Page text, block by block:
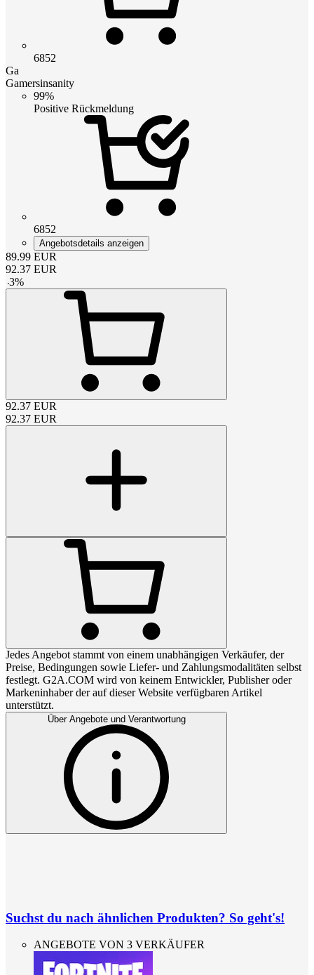
6852
Ga
Gamersinsanity
99%
Positive Rückmeldung
6852
Angebotsdetails anzeigen
89.99 EUR
92.37 EUR
-3%
92.37 EUR
92.37 EUR
Jedes Angebot stammt von einem unabhängigen Verkäufer, der
Preise, Bedingungen sowie Liefer- und Zahlungsmodalitäten selbst
festlegt. G2A.COM wird von keinem Entwickler, Publisher oder
Markeninhaber der auf dieser Website verfügbaren Artikel
unterstützt.
Über Angebote und Verantwortung
Suchst du nach ähnlichen Produkten? So geht's!
ANGEBOTE VON 3 VERKÄUFER